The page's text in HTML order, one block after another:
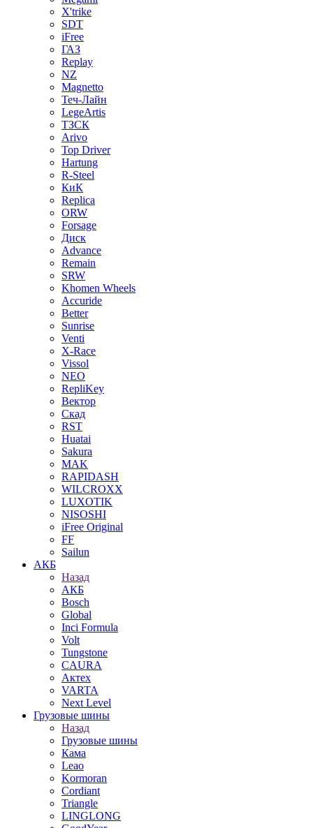
X'trike
SDT
iFree
ГАЗ
Replay
NZ
Magnetto
Теч-Лайн
LegeArtis
ТЗСК
Arivo
Top Driver
Hartung
R-Steel
КиК
Replica
ORW
Forsage
Диск
Advance
Remain
SRW
Khomen Wheels
Accuride
Better
Sunrise
Venti
X-Race
Vissol
NEO
RepliKey
Вектор
Скад
RST
Huatai
Sakura
MAK
RAPIDASH
WILCROXX
LUXOTIK
NISOSHI
iFree Original
FF
Sailun
АКБ
Назад
АКБ
Bosch
Global
Inci Formula
Volt
Tungstone
CAURA
Актех
VARTA
Next Level
Грузовые шины
Назад
Грузовые шины
Кама
Leao
Kormoran
Cordiant
Triangle
LINGLONG